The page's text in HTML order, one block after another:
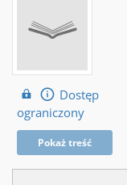
Dostęp
ograniczony
Pokaż treść